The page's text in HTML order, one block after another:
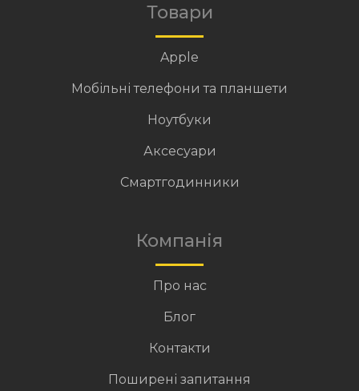
Товари
Apple
Мобільні телефони та планшети
Ноутбуки
Аксесуари
Смартгодинники
Компанія
Про нас
Блог
Контакти
Поширені запитання